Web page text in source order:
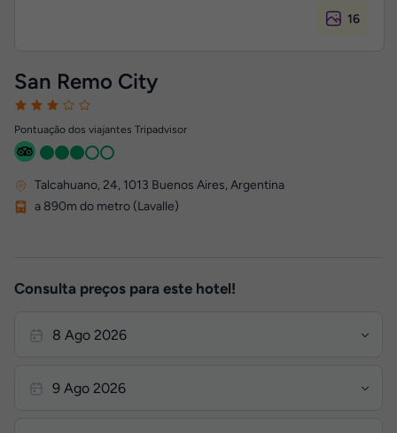
16
San Remo City
Pontuação dos viajantes Tripadvisor
Talcahuano, 24, 1013 Buenos Aires, Argentina
a 890m do metro (Lavalle)
Consulta preços para este hotel!